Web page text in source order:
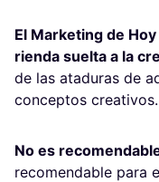
El Marketing de Hoy
rienda suelta a la
de las ataduras de
conceptos creativos.
No es
recomendable para